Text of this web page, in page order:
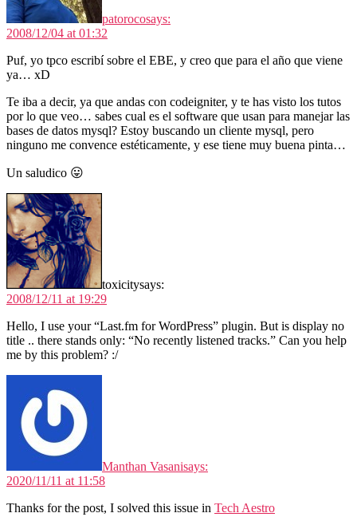
patorocosays:
2008/12/04 at 01:32
Puf, yo tpco escribí sobre el EBE, y creo que para el año que viene
ya… xD
Te iba a decir, ya que andas con codeigniter, y te has visto los tutos
por lo que veo… sabes cual es el software que usan para manejar las
bases de datos mysql? Estoy buscando un cliente mysql, pero
ninguno me convence estéticamente, y ese tiene muy buena pinta…
Un saludico 😛
toxicitysays:
2008/12/11 at 19:29
Hello, I use your “Last.fm for WordPress” plugin. But is display no
title .. there stands only: “No recently listened tracks.” Can you help
me by this problem? :/
Manthan Vasanisays:
2020/11/11 at 11:58
Thanks for the post, I solved this issue in Tech Aestro